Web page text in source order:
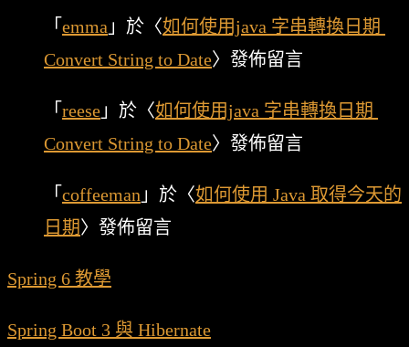
「 emma 」於〈如何使用java 字串轉換日期
Convert String to Date〉發佈留言
「 reese 」於〈如何使用java 字串轉換日期
Convert String to Date〉發佈留言
「 coffeeman 」於〈如何使用 Java 取得今天的
日期 〉發佈留言
Spring 6 教學
Spring Boot 3 與 Hibernate